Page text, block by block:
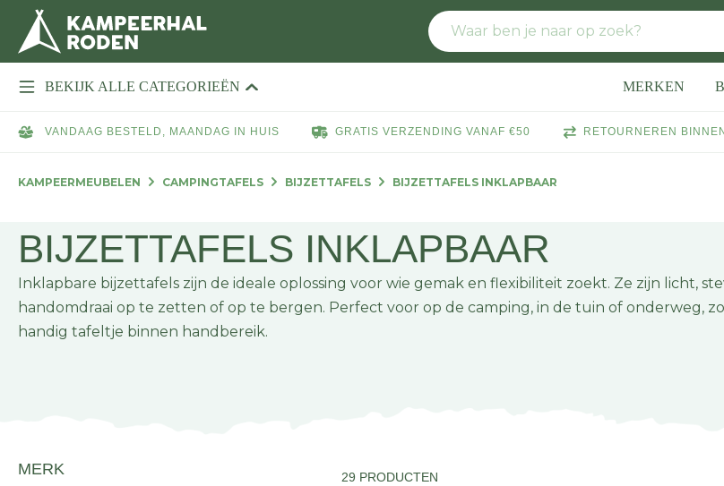
BEKIJK ALLE CATEGORIEËN MERKEN
VANDAAG BESTELD, MAANDAG IN HUIS GRATIS VERZENDING VANAF €50 RETOURNEREN
KAMPEERMEUBELEN CAMPINGTAFELS BIJZETTAFELS BIJZETTAFELS INKLAPBAAR
BIJZETTAFELS INKLAPBAAR
Inklapbare bijzettafels zijn de ideale oplossing voor wie gemak en flexibiliteit zoekt. Ze zijn licht,
handomdraai op te zetten of op te bergen. Perfect voor op de camping, in de tuin of onderweg,
handig tafeltje binnen handbereik.
MERK 29 PRODUCTEN